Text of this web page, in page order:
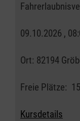
09.10.2026 ,
Ort: 82194
Freie Plätze: 15
Kursdetails